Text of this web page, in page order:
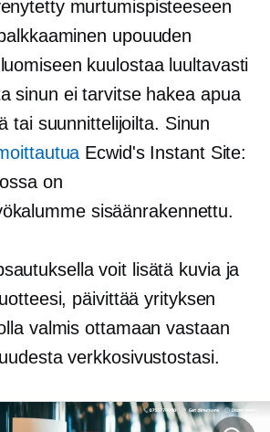
murtumispisteeseen
upouuden
kuulostaa luultavasti
sinun ei tarvitse hakea apua
tai suunnittelijoilta. Sinun
Ecwid's Instant Site:
on
sisäänrakennettu.
voit lisätä kuvia ja
päivittää yrityksen
valmis ottamaan vastaan
verkkosivustostasi.